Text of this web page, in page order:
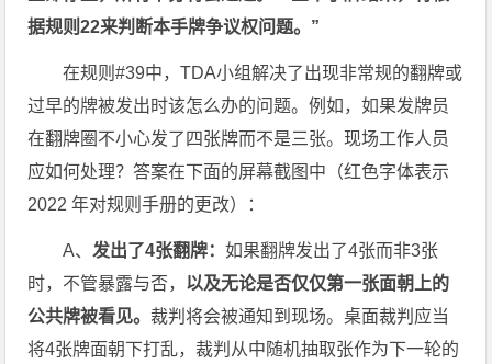
据规则22来判断本手牌争议权问题。”
在规则#39中，TDA小组解决了出现非常规的翻牌或
过早的牌被发出时该怎么办的问题。例如，如果发牌员
在翻牌圈不小心发了四张牌而不是三张。现场工作人员
应如何处理？答案在下面的屏幕截图中（红色字体表示
2022 年对规则手册的更改）：
A、发出了4张翻牌：如果翻牌发出了4张而非3张
时，不管暴露与否， 以及无论是否仅仅第一张面朝上的
公共牌被看见。 裁判将会被通知到现场。桌面裁判应当
将4张牌面朝下打乱，裁判从中随机抽取张作为下一轮的